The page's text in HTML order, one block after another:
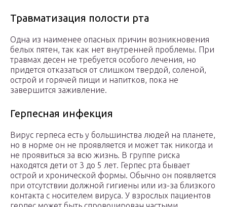
Травматизация полости рта
Одна из наименее опасных причин возникновения
белых пятен, так как нет внутренней проблемы. При
травмах десен не требуется особого лечения, но
придется отказаться от слишком твердой, соленой,
острой и горячей пищи и напитков, пока не
завершится заживление.
Герпесная инфекция
Вирус герпеса есть у большинства людей на планете,
но в норме он не проявляется и может так никогда и
не проявиться за всю жизнь. В группе риска
находятся дети от 3 до 5 лет. Герпес рта бывает
острой и хронической формы. Обычно он появляется
при отсутствии должной гигиены или из-за близкого
контакта с носителем вируса. У взрослых пациентов